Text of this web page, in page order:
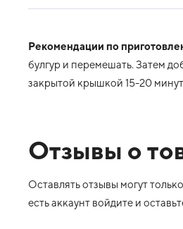
Рекомендации по
булгур и перемешать. Затем
закрытой крышкой 15-20
Отзывы о
Оставлять отзывы могут
есть аккаунт войдите и